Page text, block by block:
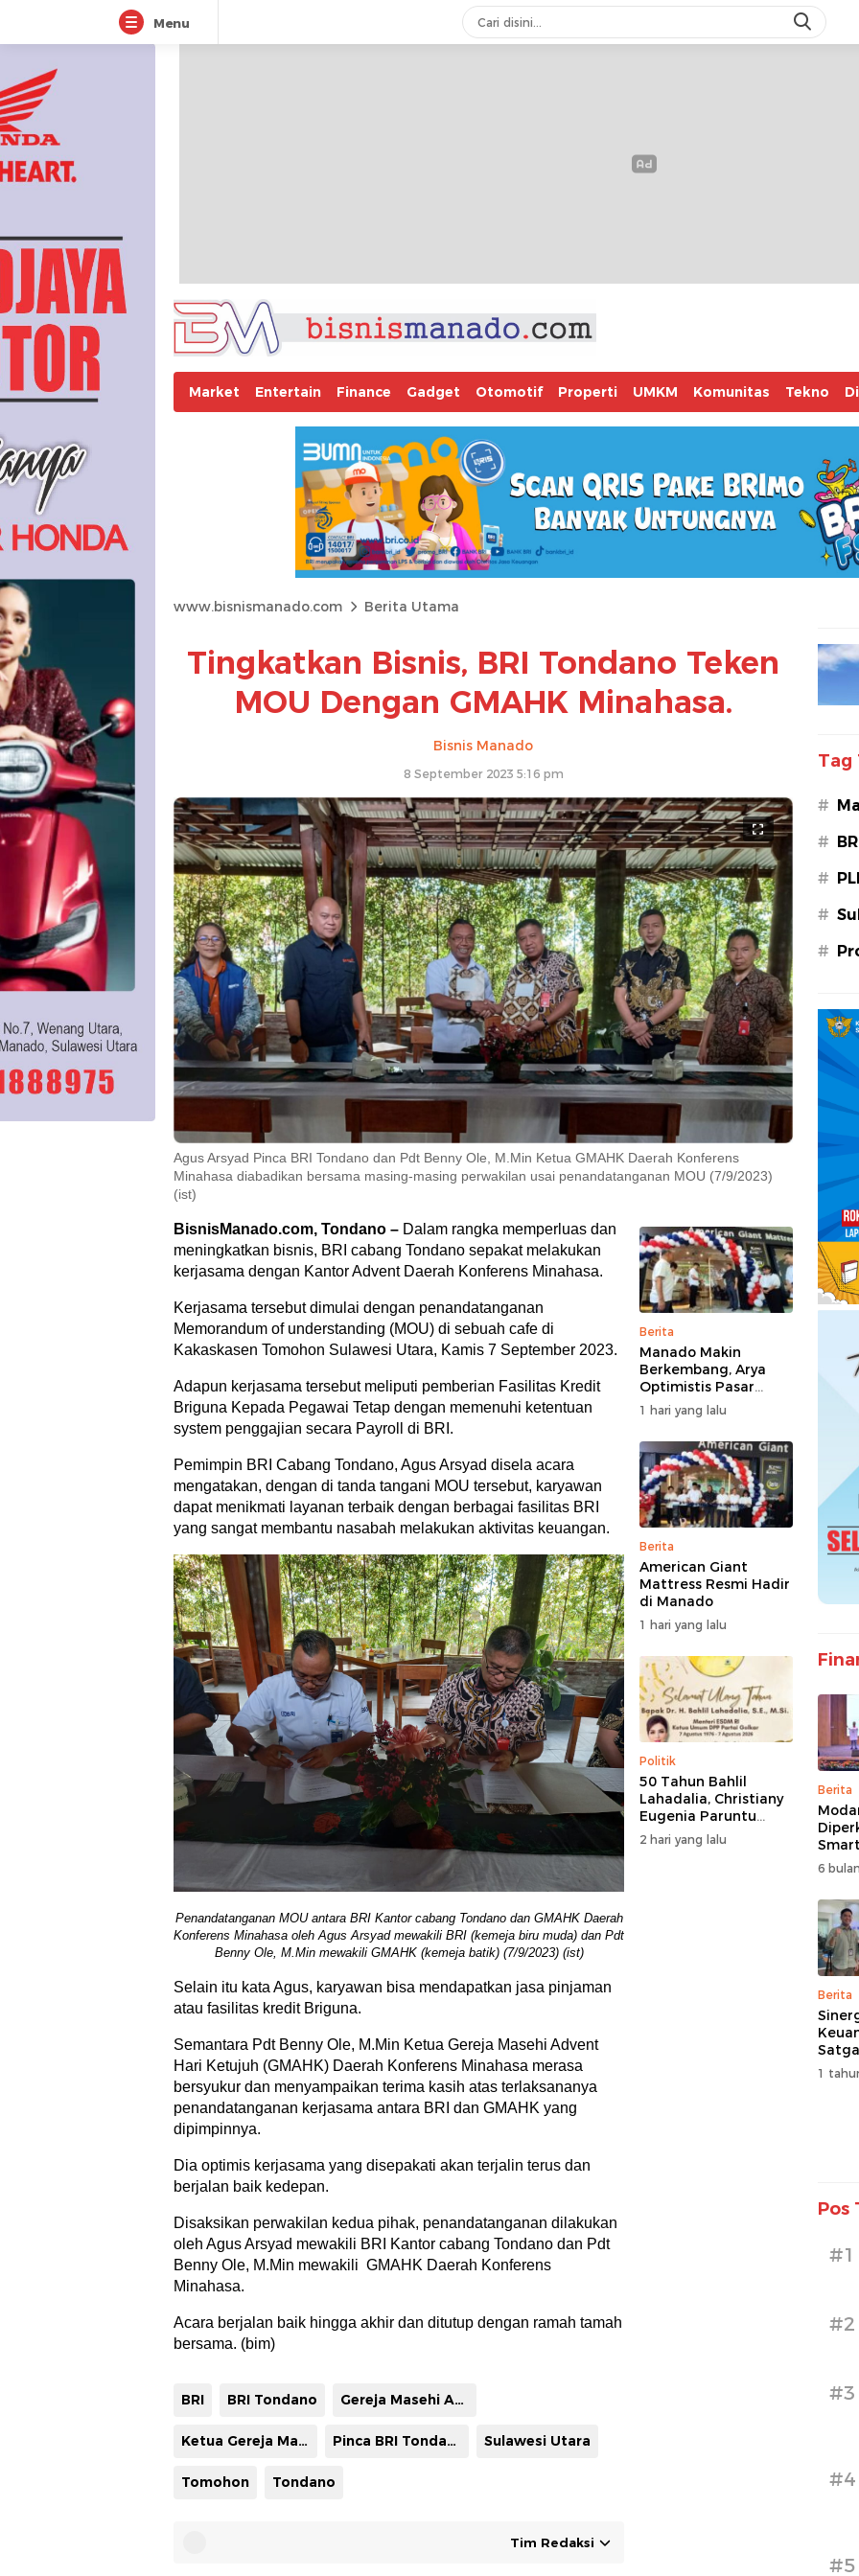
Menu
Market Entertain Finance Gadget Otomotif Properti UMKM Komunitas Tekno
www.bisnismanado.com Berita Utama
Tingkatkan Bisnis, BRI Tondano Teken
MOU Dengan GMAHK Minahasa.
Bisnis Manado
8 September 2023 5:16 pm
Agus Arsyad Pinca BRI Tondano dan Pdt Benny Ole, M.Min Ketua GMAHK Daerah Konferens
Minahasa diabadikan bersama masing-masing perwakilan usai penandatanganan MOU (7/9/2023)
(ist)
BisnisManado.com, Tondano – Dalam rangka memperluas dan
meningkatkan bisnis, BRI cabang Tondano sepakat melakukan
kerjasama dengan Kantor Advent Daerah Konferens Minahasa.
Kerjasama tersebut dimulai dengan penandatanganan
Memorandum of understanding (MOU) di sebuah cafe di
Kakaskasen Tomohon Sulawesi Utara, Kamis 7 September 2023.
Adapun kerjasama tersebut meliputi pemberian Fasilitas Kredit
Briguna Kepada Pegawai Tetap dengan memenuhi ketentuan
system penggajian secara Payroll di BRI.
Pemimpin BRI Cabang Tondano, Agus Arsyad disela acara
mengatakan, dengan di tanda tangani MOU tersebut, karyawan
dapat menikmati layanan terbaik dengan berbagai fasilitas BRI
yang sangat membantu nasabah melakukan aktivitas keuangan.
Penandatanganan MOU antara BRI Kantor cabang Tondano dan GMAHK Daerah
Konferens Minahasa oleh Agus Arsyad mewakili BRI (kemeja biru muda) dan Pdt
Benny Ole, M.Min mewakili GMAHK (kemeja batik) (7/9/2023) (ist)
Selain itu kata Agus, karyawan bisa mendapatkan jasa pinjaman
atau fasilitas kredit Briguna.
Semantara Pdt Benny Ole, M.Min Ketua Gereja Masehi Advent
Hari Ketujuh (GMAHK) Daerah Konferens Minahasa merasa
bersyukur dan menyampaikan terima kasih atas terlaksananya
penandatanganan kerjasama antara BRI dan GMAHK yang
dipimpinnya.
Dia optimis kerjasama yang disepakati akan terjalin terus dan
berjalan baik kedepan.
Disaksikan perwakilan kedua pihak, penandatanganan dilakukan
oleh Agus Arsyad mewakili BRI Kantor cabang Tondano dan Pdt
Benny Ole, M.Min mewakili GMAHK Daerah Konferens
Minahasa.
Acara berjalan baik hingga akhir dan ditutup dengan ramah tamah
bersama. (bim)
BRI BRI Tondano Gereja Masehi Advent Hari Ketujuh
Ketua Gereja Masehi Advent Hari Ketujuh Pinca BRI Tondano Sulawesi Utara
Tomohon Tondano
Tim Redaksi
Berita
Manado Makin
Berkembang, Arya
Optimistis Pasar
Kasur Premium
Tumbuh
1 hari yang lalu
Berita
American Giant
Mattress Resmi Hadir
di Manado
1 hari yang lalu
Politik
50 Tahun Bahlil
Lahadalia, Christiany
Eugenia Paruntu
Sampaikan Doa dan
Harapan
2 hari yang lalu
Tag
#
#
#
#
#
Berita
6
Berita
1
Pos
#1
#2
#3
#4
#5